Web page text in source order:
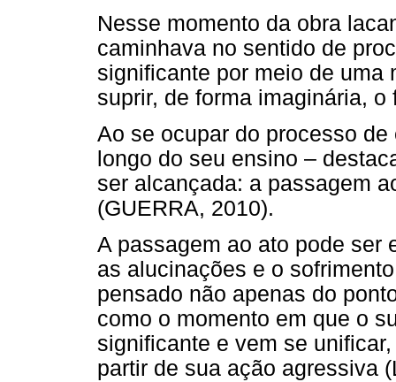
Nesse momento da obra
caminhava no sentido de
significante por meio de uma
suprir, de forma imaginária,
Ao se ocupar do processo
longo do seu ensino –
ser alcançada: a passagem
(GUERRA, 2010).
A passagem ao ato pode ser
as alucinações e o
pensado não apenas do
como o momento em que o
significante e vem se
partir de sua ação agressiva